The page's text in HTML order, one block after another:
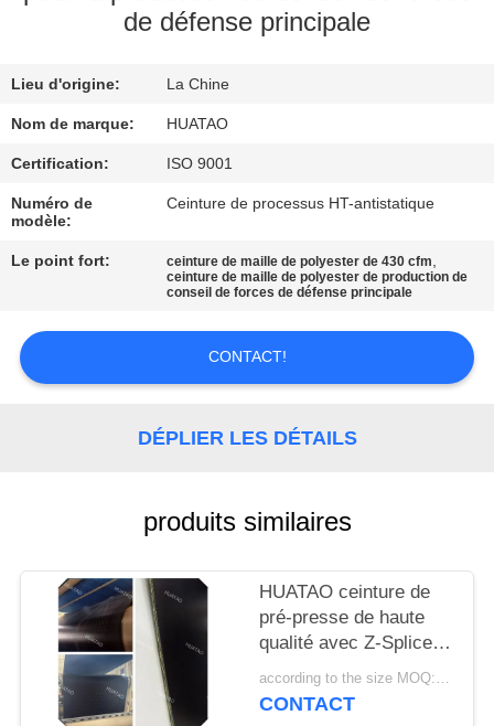
CONTRÔLE
QUALITÉ
CONTACTEZ-
NOUS
NOUVELLES
DEMANDEZ
UNE
PRIVACY
POLICY
de défense principale
Lieu d'origine: La Chine
Nom de marque: HUATAO
Certification: ISO 9001
Numéro de
modèle:
Ceinture de processus HT-antistatique
Le point fort: ceinture de maille de polyester de 430 cfm,
ceinture de maille de polyester de production de
conseil de forces de défense principale
CONTACT!
DÉPLIER LES DÉTAILS
produits similaires
HUATAO ceinture de
pré-presse de haute
qualité avec Z-Splice
pour les presses
continues.
according to the size MOQ:12 pièces
CONTACT